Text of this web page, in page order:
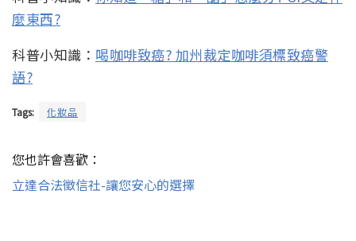
麼東西?
科普小知識： 喝咖啡致癌? 加州裁定咖啡須標致癌警
語?
Tags: 化妝品
您也許會喜歡：
立達合法徵信社-讓您安心的選擇